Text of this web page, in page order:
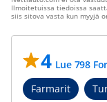
Ilmoitetuissa tiedoissa
siis sitova vasta kun myyjä
4 Lue 798
Farmarit